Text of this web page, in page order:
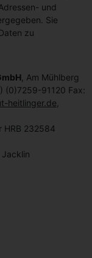
und
Sie
zu
, Am Mühlberg
(0)7259-91120 Fax:
heitlinger.de
HRB 232584
Jacklin